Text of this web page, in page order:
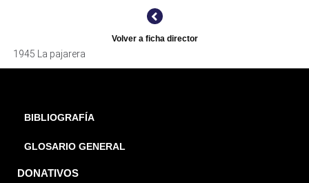
Volver a ficha director
1945 La pajarera
BIBLIOGRAFÍA
GLOSARIO GENERAL
DONATIVOS